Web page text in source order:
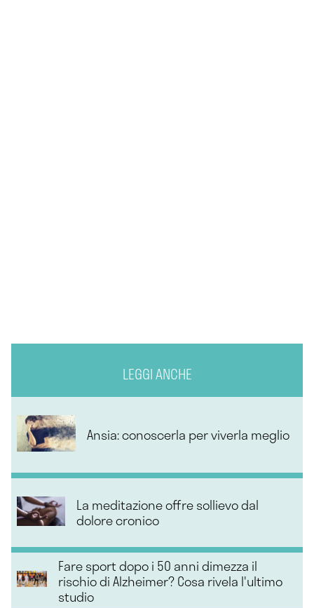
LEGGI ANCHE
Ansia: conoscerla per viverla meglio
La meditazione offre sollievo dal
dolore cronico
Fare sport dopo i 50 anni dimezza il
rischio di Alzheimer? Cosa rivela l'ultimo
studio